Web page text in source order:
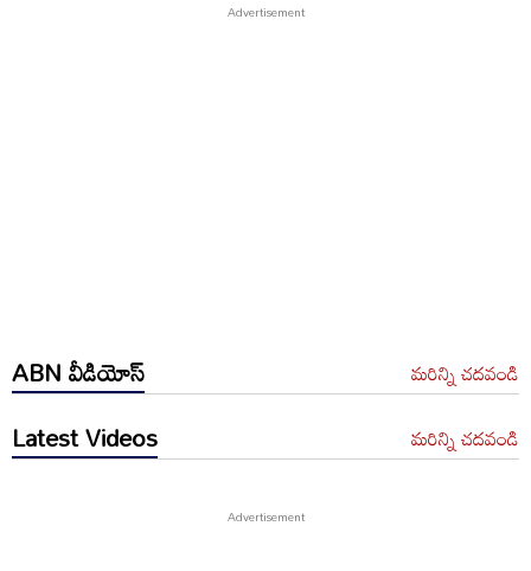
ABN వీడియోస్ మరిన్ని చదవండి
Latest Videos మరిన్ని చదవండి